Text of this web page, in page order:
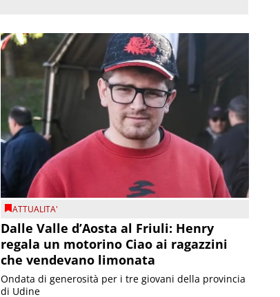
ATTUALITA'
Dalle Valle d’Aosta al Friuli: Henry
regala un motorino Ciao ai ragazzini
che vendevano limonata
Ondata di generosità per i tre giovani della provincia
di Udine